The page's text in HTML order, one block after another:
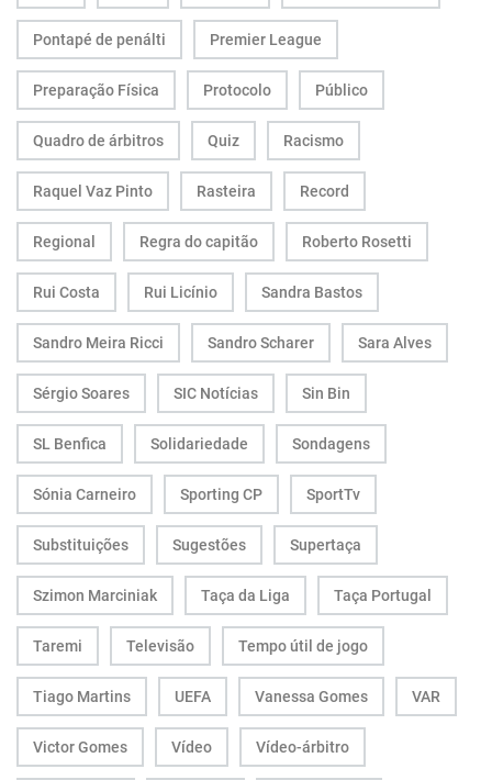
Pontapé de penálti Premier League
Preparação Física Protocolo Público
Quadro de árbitros Quiz Racismo
Raquel Vaz Pinto Rasteira Record
Regional Regra do capitão Roberto Rosetti
Rui Costa Rui Licínio Sandra Bastos
Sandro Meira Ricci Sandro Scharer Sara Alves
Sérgio Soares SIC Notícias Sin Bin
SL Benfica Solidariedade Sondagens
Sónia Carneiro Sporting CP SportTv
Substituições Sugestões Supertaça
Szimon Marciniak Taça da Liga Taça Portugal
Taremi Televisão Tempo útil de jogo
Tiago Martins UEFA Vanessa Gomes VAR
Victor Gomes Vídeo Vídeo-árbitro